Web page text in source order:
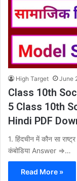
High Target June
Class 10th
5 Class 10th
Hindi PDF
1. हिंदचीन में कौन सा
कंबोडिया Answer ⇒…
Read More »